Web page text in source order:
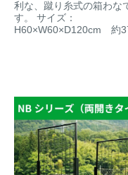
利な、蹴り糸式の箱わな
す。 サイズ：
H60×W60×D120cm 約